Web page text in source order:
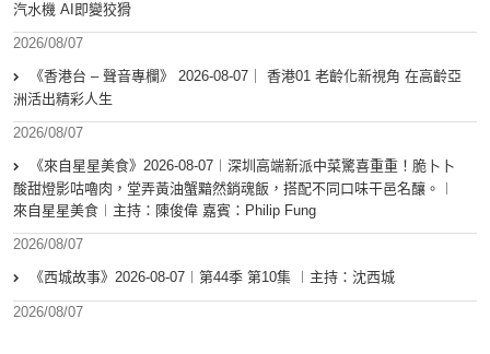
汽水機 AI即變狡猾
2026/08/07
《香港台 – 聲音專欄》 2026-08-07｜ 香港01 老齡化新視角 在高齡亞
洲活出精彩人生
2026/08/07
《來自星星美食》2026-08-07︱深圳高端新派中菜驚喜重重！脆卜卜
酸甜燈影咕嚕肉，堂弄黃油蟹黯然銷魂飯，搭配不同口味干邑名釀。︱
來自星星美食︱主持：陳俊偉 嘉賓：Philip Fung
2026/08/07
《西城故事》2026-08-07︱第44季 第10集 ︱主持：沈西城
2026/08/07